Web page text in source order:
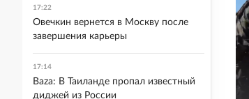
17:22
Овечкин вернется в Москву после
завершения карьеры
17:14
Baza: В Таиланде пропал известный
диджей из России